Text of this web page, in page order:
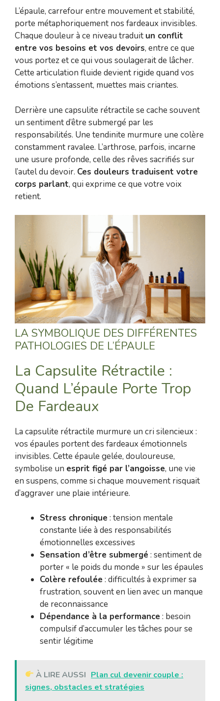
L’épaule, carrefour entre mouvement et stabilité,
porte métaphoriquement nos fardeaux invisibles.
Chaque douleur à ce niveau traduit un conflit
entre vos besoins et vos devoirs, entre ce que
vous portez et ce qui vous soulagerait de lâcher.
Cette articulation fluide devient rigide quand vos
émotions s’entassent, muettes mais criantes.
Derrière une capsulite rétractile se cache souvent
un sentiment d’être submergé par les
responsabilités. Une tendinite murmure une colère
constamment ravalee. L’arthrose, parfois, incarne
une usure profonde, celle des rêves sacrifiés sur
l’autel du devoir. Ces douleurs traduisent votre
corps parlant, qui exprime ce que votre voix
retient.
LA SYMBOLIQUE DES DIFFÉRENTES
PATHOLOGIES DE L’ÉPAULE
La Capsulite Rétractile :
Quand L’épaule Porte Trop
De Fardeaux
La capsulite rétractile murmure un cri silencieux :
vos épaules portent des fardeaux émotionnels
invisibles. Cette épaule gelée, douloureuse,
symbolise un esprit figé par l’angoisse, une vie
en suspens, comme si chaque mouvement risquait
d’aggraver une plaie intérieure.
Stress chronique : tension mentale
constante liée à des responsabilités
émotionnelles excessives
Sensation d’être submergé : sentiment de
porter « le poids du monde » sur les épaules
Colère refoulée : difficultés à exprimer sa
frustration, souvent en lien avec un manque
de reconnaissance
Dépendance à la performance : besoin
compulsif d’accumuler les tâches pour se
sentir légitime
À LIRE AUSSI Plan cul devenir couple :
signes, obstacles et stratégies